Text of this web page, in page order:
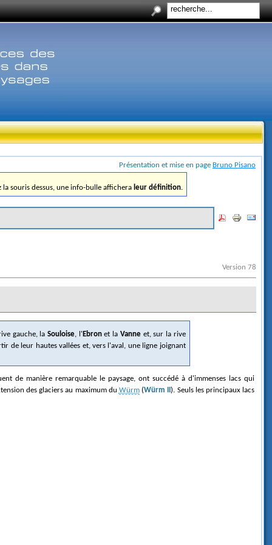
Présentation et mise en page Bruno Pisano
la souris dessus, une info-bulle affichera leur définition.
Version 78
gauche, laSouloise, l' Ebronet la Vanneet, sur la rive
de leur hautes vallées et, vers l'aval, une ligne joignant
de manière remarquable le paysage, ont succédé à d'immenses lacs qui
des glaciers au maximum du Würm(Würm II). Seuls les principaux lacs